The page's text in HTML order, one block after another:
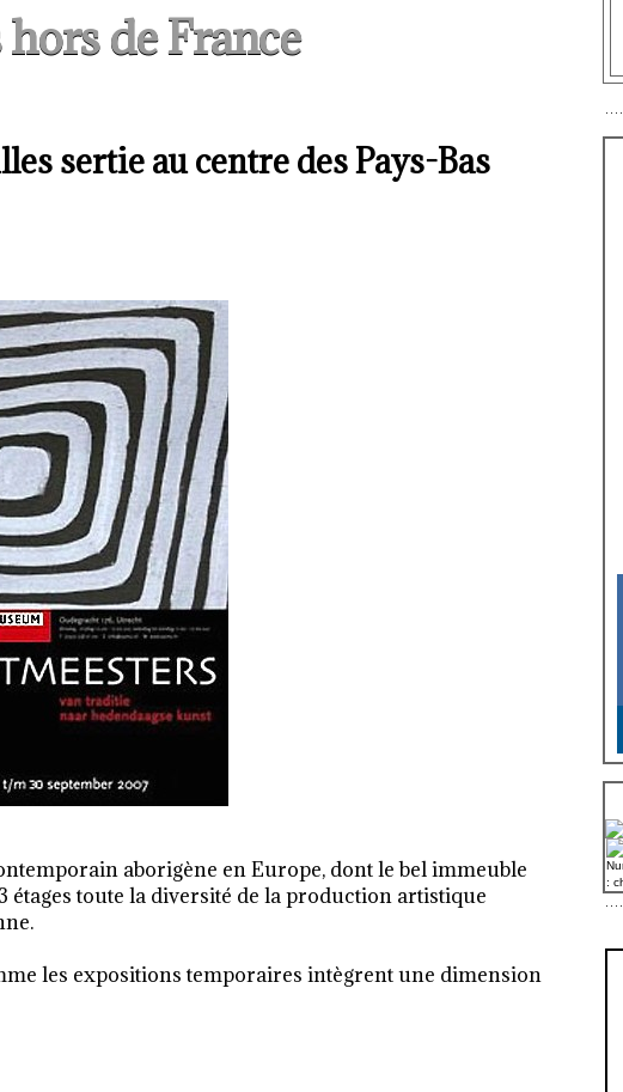
hors de France
sertie au centre des Pays-Bas
aborigène en Europe, dont le bel immeuble
toute la diversité de la production artistique
les expositions temporaires intègrent une dimension